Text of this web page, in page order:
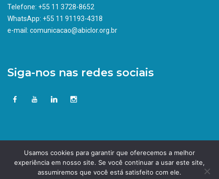
Telefone: +55 11 3728-8652
WhatsApp: +55 11 91193-4318
e-mail: comunicacao@abiclor.org.br
Siga-nos nas redes sociais
Usamos cookies para garantir que oferecemos a melhor
experiência em nosso site. Se você continuar a usar este site,
assumiremos que você está satisfeito com ele.